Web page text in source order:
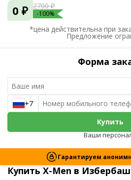
Купить X-Men в Избербаш
0 ₽ 2700 ₽
-100%
*цена действительна при
Предложение
Форма
+7
Купить
Ваши
Гарантируем